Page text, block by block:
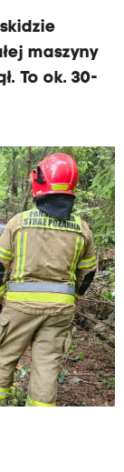
maszyny
To ok. 30-